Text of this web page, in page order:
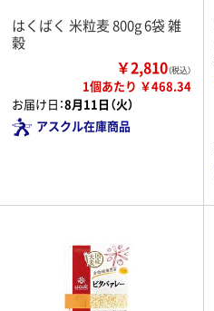
はくばく 米粒麦 800g 6袋 雑
穀
￥2,810（税込）
1個あたり ￥468.34
お届け日：8月11日（火）
アスクル在庫商品